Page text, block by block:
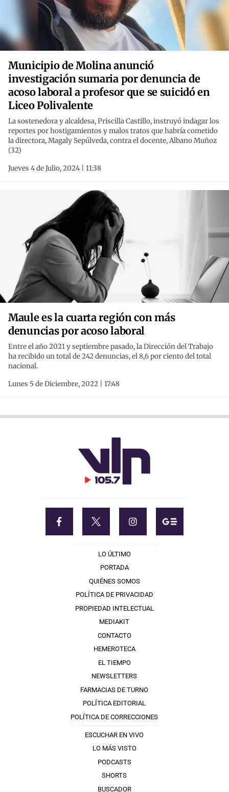
Municipio de Molina anunció
investigación sumaria por denuncia de
acoso laboral a profesor que se suicidó en
Liceo Polivalente
La sostenedora y alcaldesa, Priscilla Castillo, instruyó indagar los
reportes por hostigamientos y malos tratos que habría cometido
la directora, Magaly Sepúlveda, contra el docente, Albano Muñoz
(32)
Jueves 4 de Julio, 2024 | 11:38
Maule es la cuarta región con más
denuncias por acoso laboral
Entre el año 2021 y septiembre pasado, la Dirección del Trabajo
ha recibido un total de 242 denuncias, el 8,6 por ciento del total
nacional.
Lunes 5 de Diciembre, 2022 | 17:48
LO ÚLTIMO
PORTADA
QUIÉNES SOMOS
POLÍTICA DE PRIVACIDAD
PROPIEDAD INTELECTUAL
MEDIAKIT
CONTACTO
HEMEROTECA
EL TIEMPO
NEWSLETTERS
FARMACIAS DE TURNO
POLÍTICA EDITORIAL
POLÍTICA DE CORRECCIONES
ESCUCHAR EN VIVO
LO MÁS VISTO
PODCASTS
SHORTS
BUSCADOR